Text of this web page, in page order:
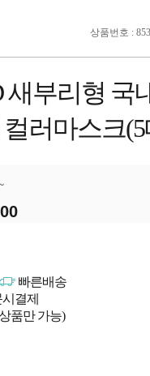
상품번호 :
새부리형 국
러마스크
빠른배송
결제
품만 가능)